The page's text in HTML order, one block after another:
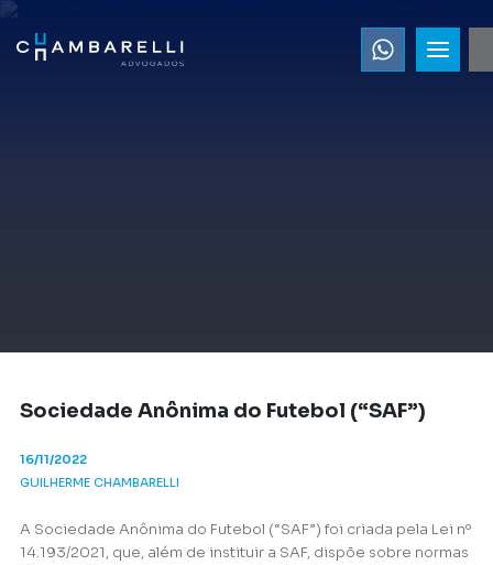
Sociedade Anônima do Futebol (“SAF”)
16/11/2022
GUILHERME CHAMBARELLI
A Sociedade Anônima do Futebol (“SAF”) foi criada pela Lei nº
14.193/2021, que, além de instituir a SAF, dispõe sobre normas